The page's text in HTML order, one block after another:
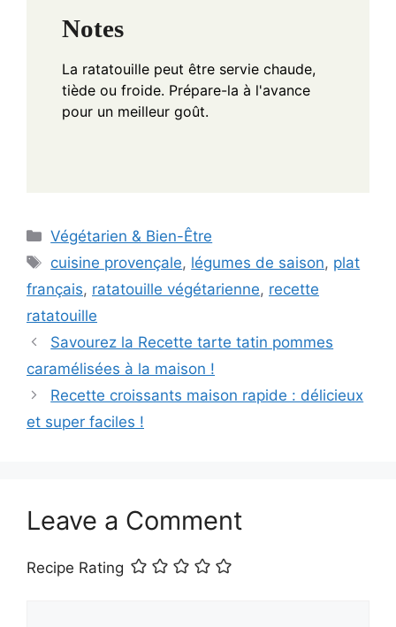
Notes
La ratatouille peut être servie chaude,
tiède ou froide. Prépare-la à l'avance
pour un meilleur goût.
Categories
Végétarien & Bien-Être
Tags
cuisine provençale, légumes de saison, plat
français, ratatouille végétarienne, recette
ratatouille
Savourez la Recette tarte tatin pommes
caramélisées à la maison !
Recette croissants maison rapide : délicieux
et super faciles !
Leave a Comment
Recipe Rating